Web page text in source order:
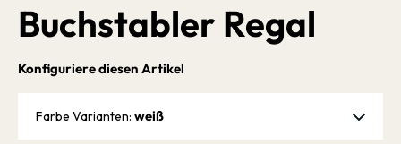
Buchstabler Regal
Konfiguriere diesen Artikel
Farbe Varianten: weiß